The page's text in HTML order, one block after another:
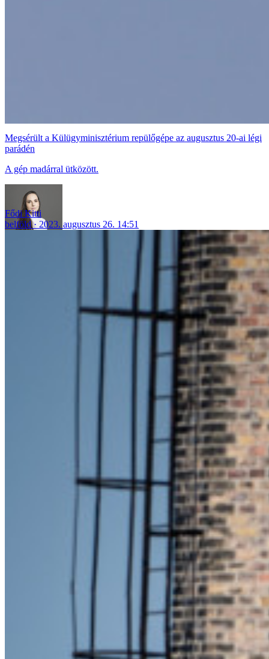
Megsérült a Külügyminisztérium repülőgépe az augusztus 20-ai légi
parádén
A gép madárral ütközött.
Fődi Kitti
belföld
2023. augusztus 26. 14:51